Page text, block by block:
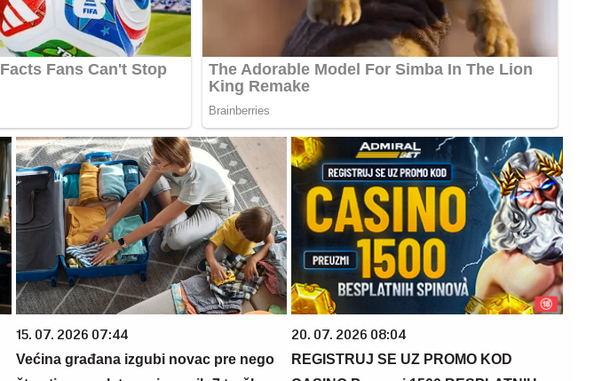
15. 07. 2026 07:44
Većina građana izgubi novac pre nego
20. 07. 2026 08:04
REGISTRUJ SE UZ PROMO KOD